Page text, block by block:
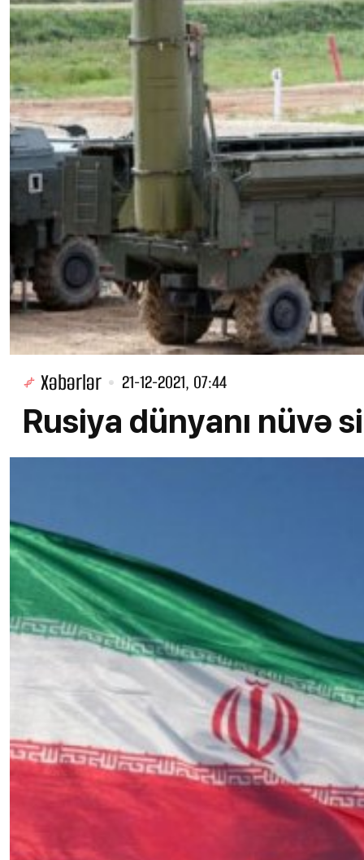
Xəbərlər 21-12-2021, 07:44
Rusiya dünyanı nüvə